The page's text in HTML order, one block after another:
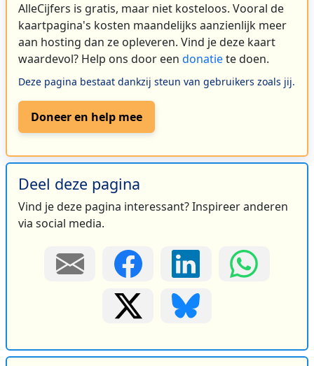
AlleCijfers is gratis, maar niet kosteloos. Vooral de
kaartpagina's kosten maandelijks aanzienlijk meer
aan hosting dan ze opleveren. Vind je deze kaart
waardevol? Help ons door een donatiete doen.
Deze pagina bestaat dankzij steun van gebruikers zoals jij.
Doneer en help mee
Deel deze pagina
Vind je deze pagina interessant? Inspireer anderen
via social media.